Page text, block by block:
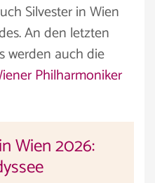
Silvester in Wien
An den letzten
werden auch die
Philharmoniker
Wien 2026: